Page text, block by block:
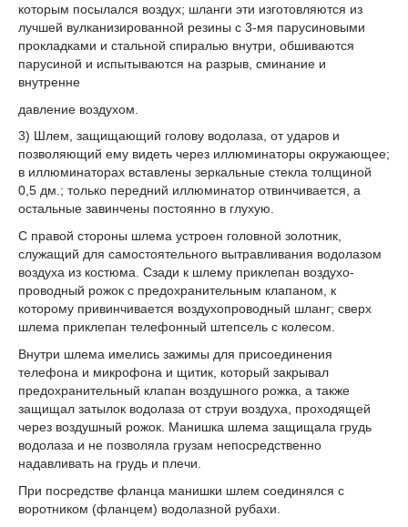
которым посылался воздух; шланги эти изготовляются из
лучшей вулканизированной резины с 3-мя парусиновыми
прокладками и стальной спиралью внутри, обшиваются
парусиной и испытываются на разрыв, сминание и
внутренне
давление воздухом.
3) Шлем, защищающий голову водолаза, от ударов и
позволяющий ему видеть через иллюминаторы окружающее;
в иллюминаторах вставлены зеркальные стекла толщиной
0,5 дм.; только передний иллюминатор отвинчивается, а
остальные завинчены постоянно в глухую.
С правой стороны шлема устроен головной золотник,
служащий для самостоятельного вытравливания водолазом
воздуха из костюма. Сзади к шлему приклепан воздухо-
проводный рожок с предохранительным клапаном, к
которому привинчивается воздухопроводный шланг; сверх
шлема приклепан телефонный штепсель с колесом.
Внутри шлема имелись зажимы для присоединения
телефона и микрофона и щитик, который закрывал
предохранительный клапан воздушного рожка, а также
защищал затылок водолаза от струи воздуха, проходящей
через воздушный рожок. Манишка шлема защищала грудь
водолаза и не позволяла грузам непосредственно
надавливать на грудь и плечи.
При посредстве фланца манишки шлем соединялся с
воротником (фланцем) водолазной рубахи.